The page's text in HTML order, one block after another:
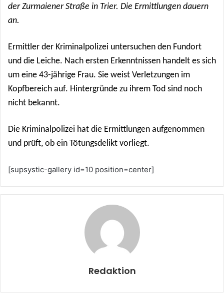
der Zurmaiener Straße in Trier. Die Ermittlungen dauern
an.
Ermittler der Kriminalpolizei untersuchen den Fundort
und die Leiche. Nach ersten Erkenntnissen handelt es sich
um eine 43-jährige Frau. Sie weist Verletzungen im
Kopfbereich auf. Hintergründe zu ihrem Tod sind noch
nicht bekannt.
Die Kriminalpolizei hat die Ermittlungen aufgenommen
und prüft, ob ein Tötungsdelikt vorliegt.
[supsystic-gallery id=10 position=center]
Redaktion